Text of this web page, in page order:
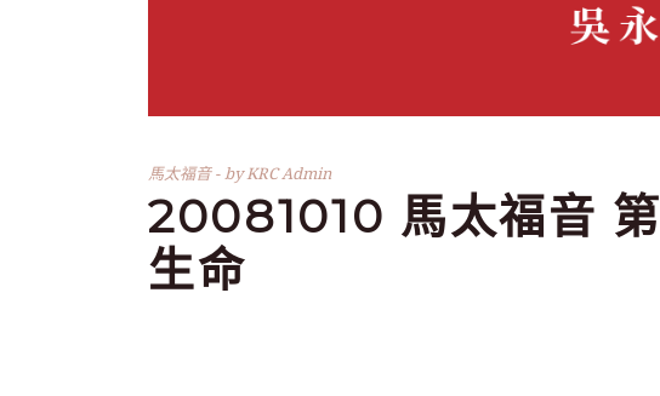
馬太福音 byKRC Admin
20081010 馬太福音
生命